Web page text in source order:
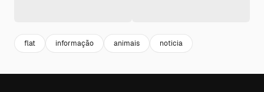
flat informação animais noticia